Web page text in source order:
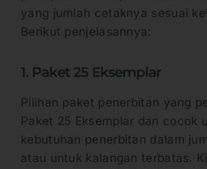
yang jumlah cetaknya sesuai
Berikut penjelasannya:
1. Paket 25 Eksemplar
Pilihan paket penerbitan yang
Paket 25 Eksemplar dan cocok
kebutuhan penerbitan dalam
atau untuk kalangan terbatas.